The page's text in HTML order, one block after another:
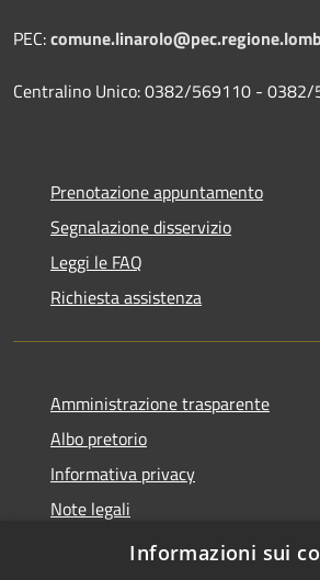
PEC:
Centralino Unico: 0382/569110 -
Prenotazione appuntamento
Segnalazione disservizio
Leggi le FAQ
Richiesta assistenza
Amministrazione trasparente
Albo pretorio
Informativa privacy
Note legali
Dichiarazione di accessibilità
Informazioni sui